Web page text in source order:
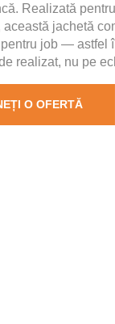
Realizată
această jachetă
job — astfel
realizat, nu pe
O OFERTĂ